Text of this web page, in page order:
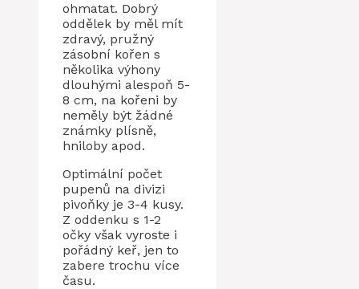
ohmatat. Dobrý
oddělek by měl mít
zdravý, pružný
zásobní kořen s
několika výhony
dlouhými alespoň 5-
8 cm, na kořeni by
neměly být žádné
známky plísně,
hniloby apod.
Optimální počet
pupenů na divizi
pivoňky je 3-4 kusy.
Z oddenku s 1-2
očky však vyroste i
pořádný keř, jen to
zabere trochu více
času.